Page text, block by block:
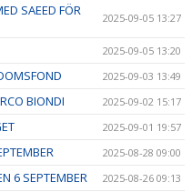
SAEED FÖR
2025-09-05 13:27
2025-09-05 13:20
2025-09-03 13:49
BIONDI 2025-09-02 15:17
2025-09-01 19:57
2025-08-28 09:00
6 SEPTEMBER 2025-08-26 09:13